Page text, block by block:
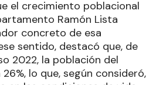
el crecimiento poblacional
Ramón Lista
concreto de esa
sentido, destacó que, de
2022, la población del
lo que, según consideró,